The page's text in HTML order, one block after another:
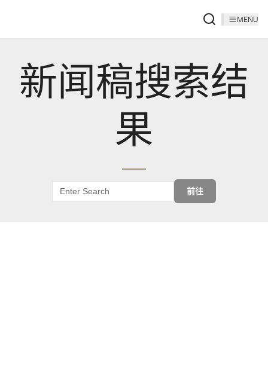
MENU
新闻稿搜索结
果
前往